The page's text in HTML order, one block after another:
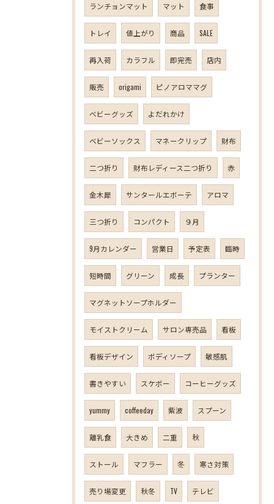
ランチョンマット マット 食事
トレイ 値上がり 商品 SALE
再入荷 カラフル 即完売 店内
販売 origami ピノアロママグ
ベビーグッズ よだれかけ
ベビーソックス マネークリップ 財布
二つ折り 財布レディース二つ折り 赤
金木犀 サンタールエボーテ アロマ
三つ折り コンパクト ９月
9月カレンダー 営業日 予定表 臨時
短時間 グリーン 成長 プランター
マグネットソープホルダー
モイストクリーム サロン専売品 看板
看板デザイン ボディソープ 敏感肌
書きやすい スケボー コーヒーグッズ
yummy coffeeday 紫波 スプーン
離乳食 大きめ 二重 秋
ストール マフラー 冬 寒さ対策
売り場変更 秋冬 TV テレビ